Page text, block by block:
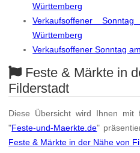
Württemberg
Verkaufsoffener
Württemberg
Verkaufsoffener Sonntag
Feste & Märkte in
Filderstadt
Diese Übersicht wird Ihnen mit
"Feste-und-Maerkte.de"
Feste & Märkte in der Nähe von